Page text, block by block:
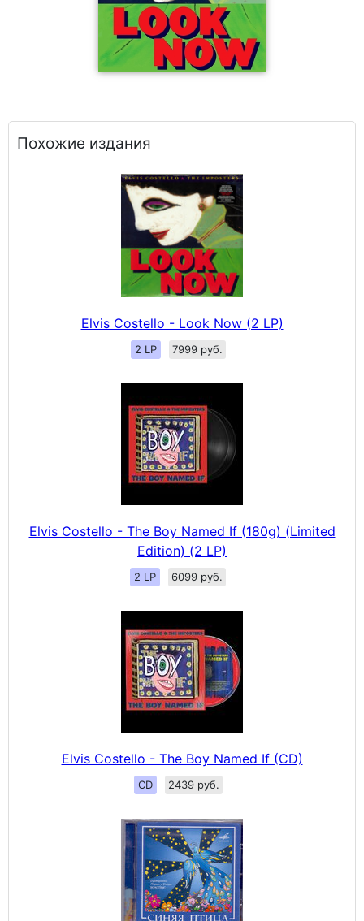
Похожие издания
Elvis Costello - Look Now (2 LP)
2 LP 7999 руб.
Elvis Costello - The Boy Named If (180g) (Limited
Edition) (2 LP)
2 LP 6099 руб.
Elvis Costello - The Boy Named If (CD)
CD 2439 руб.